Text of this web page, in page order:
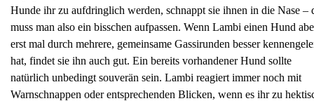
Hunde ihr zu aufdringlich werden, schnappt sie ihnen in die Nase –
muss man also ein bisschen aufpassen. Wenn Lambi einen Hund
erst mal durch mehrere, gemeinsame Gassirunden besser
hat, findet sie ihn auch gut. ​Ein bereits vorhandener Hund sollte
natürlich unbedingt souverän sein. Lambi reagiert immer noch mit
Warnschnappen oder entsprechenden Blicken, wenn es ihr zu